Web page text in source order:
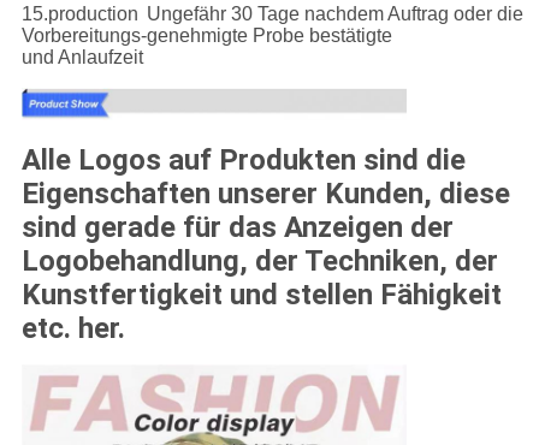
15.production
Vorbereitungs-
und Anlaufzeit
Ungefähr 30 Tage nachdem Auftrag oder die
genehmigte Probe bestätigte
Alle Logos auf Produkten sind die
Eigenschaften unserer Kunden, diese
sind gerade für das Anzeigen der
Logobehandlung, der Techniken, der
Kunstfertigkeit und stellen Fähigkeit
etc. her.